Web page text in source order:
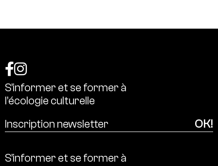
S’informer et se former à
l’écologie culturelle
S’informer et se former à